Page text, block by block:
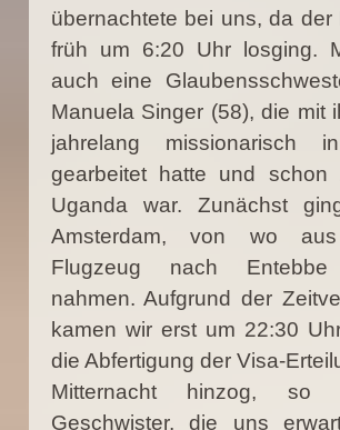
übernachtete bei uns, da der
früh um 6:20 Uhr losging.
auch eine
Manuela Singer (58), die mit
jahrelang missionarisch
gearbeitet hatte und schon
Uganda war. Zunächst
Amsterdam, von wo
Flugzeug nach Entebbe
nahmen. Aufgrund der
kamen wir erst um 22:30
die Abfertigung der Visa-
Mitternacht hinzog, so
Geschwister, die uns